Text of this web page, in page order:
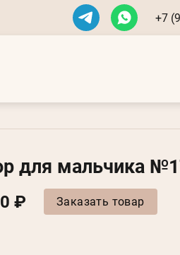
+7
для мальчика
₽ Заказать товар